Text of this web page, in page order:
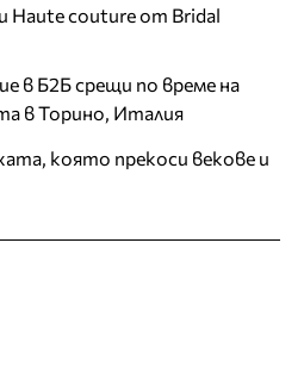
Haute couture от Bridal
в Б2Б срещи по време на
в Торино, Италия
която прекоси векове и